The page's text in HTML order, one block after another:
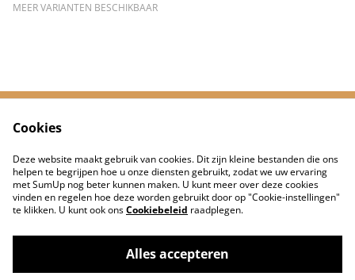
MEER VARIANTEN BESCHIKBAAR
Neem contact met
ons op
Privacybeleid
Cookiebeleid
Cookies
Deze website maakt gebruik van cookies. Dit zijn kleine bestanden die ons
helpen te begrijpen hoe u onze diensten gebruikt, zodat we uw ervaring
met SumUp nog beter kunnen maken. U kunt meer over deze cookies
vinden en regelen hoe deze worden gebruikt door op "Cookie-instellingen"
te klikken. U kunt ook onsCookiebeleid raadplegen.
Alles accepteren